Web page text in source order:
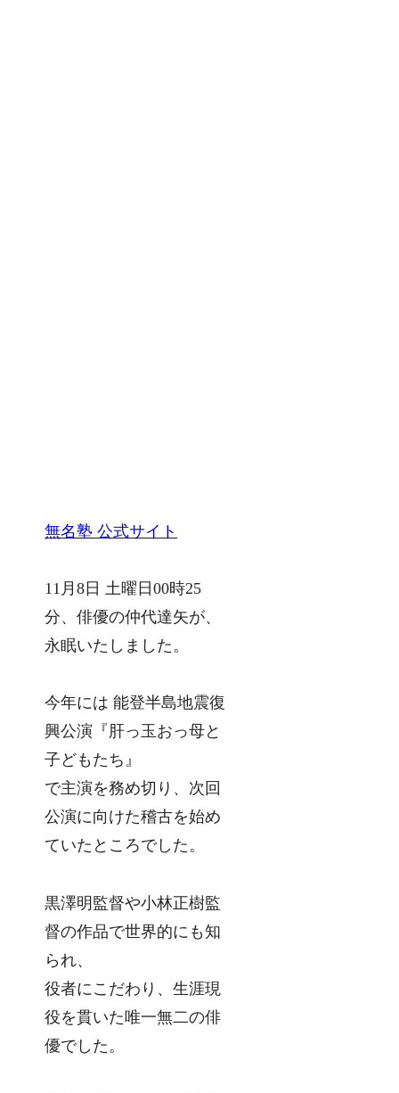
無名塾 公式サイト
11月8日 土曜日00時25
分、俳優の仲代達矢が、
永眠いたしました。
今年には 能登半島地震復
興公演『肝っ玉おっ母と
子どもたち』
で主演を務め切り、次回
公演に向けた稽古を始め
ていたところでした。
黒澤明監督や小林正樹監
督の作品で世界的にも知
られ、
役者にこだわり、生涯現
役を貫いた唯一無二の俳
優でした。